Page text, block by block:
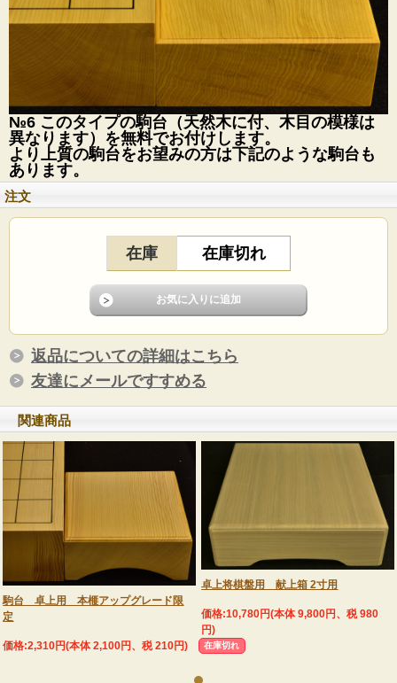
№6 このタイプの駒台（天然木に付、木目の模様は
異なります）を無料でお付けします。
より上質の駒台をお望みの方は下記のような駒台も
あります。
注文
在庫 在庫切れ
返品についての詳細はこちら
友達にメールですすめる
関連商品
駒台 卓上用 本榧アップグレード限
定
価格:2,310円(本体 2,100円、税 210円)
卓上将棋盤用 献上箱 2寸用
価格:10,780円(本体 9,800円、税 980
円)
在庫切れ